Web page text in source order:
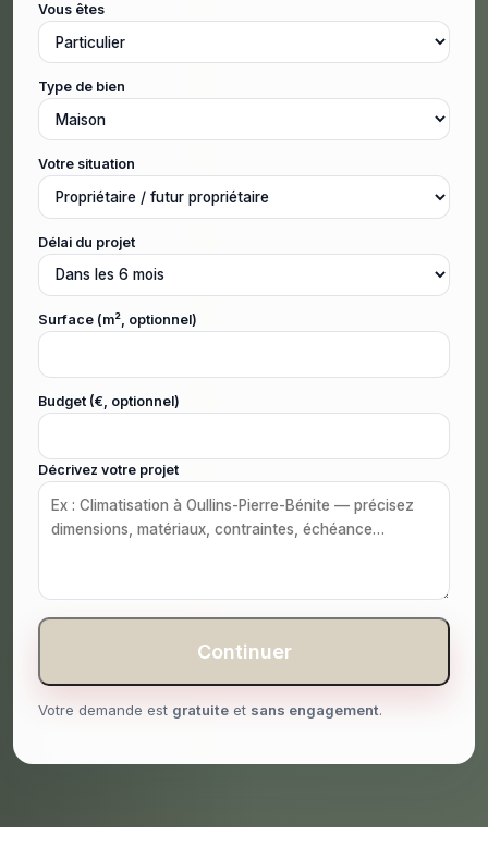
Vous êtes
Type de bien
Votre situation
Délai du projet
Surface (m², optionnel)
Budget (€, optionnel)
Décrivez votre projet
Continuer
Votre demande est gratuite et sans engagement.